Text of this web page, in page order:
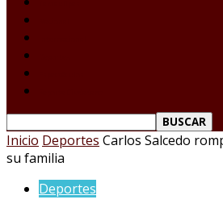
Inicio Deportes Carlos Salcedo
su familia
Deportes